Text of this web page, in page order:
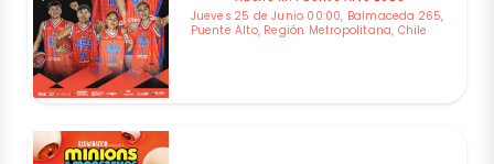
Jueves 25 de Junio 00:00, Balmaceda 265,
Puente Alto, Región Metropolitana, Chile